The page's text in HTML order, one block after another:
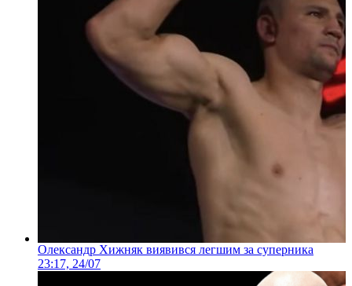
Олександр Хижняк виявився легшим за суперника
23:17, 24/07